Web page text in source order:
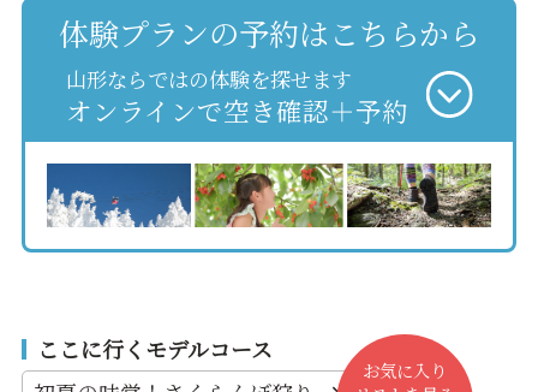
体験プランの予約はこちらから
山形ならではの体験を探せます
オンラインで空き確認＋予約
ここに行くモデルコース
お気に入り